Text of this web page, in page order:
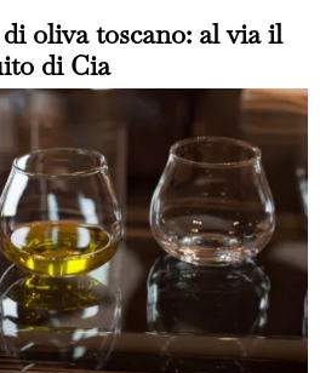
oliva toscano: al via il
di Cia